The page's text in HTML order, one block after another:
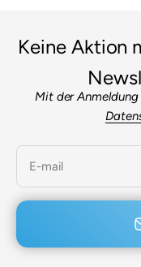
Keine Aktion
Mit der
E-mail